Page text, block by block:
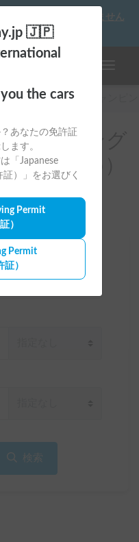
🇯🇵
the cars
あなたの免許証
ます。
「Japanese
）」をお選びく
Permit
）
Permit
証）
で最高の思い出にしません
予約はCarstay
ャンピング
おすすめ）
検索